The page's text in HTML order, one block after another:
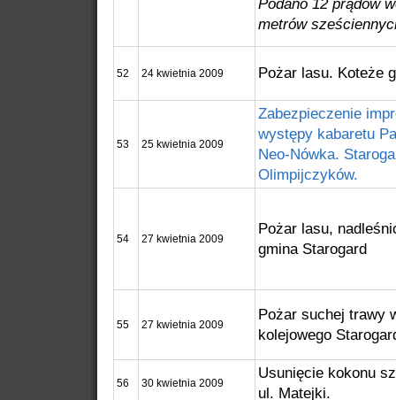
Podano 12 prądów
metrów
52 24 kwietnia 2009 Pożar lasu. Koteże
53 25 kwietnia 2009
Zabezpieczenie
występy kabaretu
Neo-Nówka.
Olimpijczyków.
54 27 kwietnia 2009
Pożar lasu,
gmina Starogard
55 27 kwietnia 2009
Pożar suchej trawy
kolejowego
56 30 kwietnia 2009
Usunięcie kokonu
ul. Matejki.